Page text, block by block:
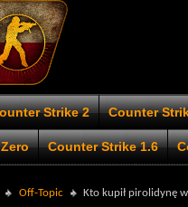
Strike 2 Counter
Counter Strike 1.6
Off-Topic Kto kupił pirolidynę